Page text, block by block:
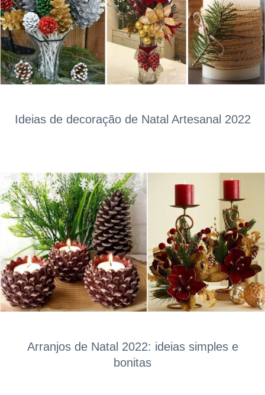
Ideias de decoração de Natal Artesanal 2022
Arranjos de Natal 2022: ideias simples e
bonitas